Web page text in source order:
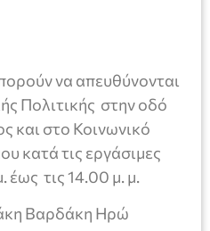
να απευθύνονται
Πολιτικής στην οδό
και στο Κοινωνικό
κατά τις εργάσιμες
έως τις 14.00 μ. μ.
Βαρδάκη Ηρώ